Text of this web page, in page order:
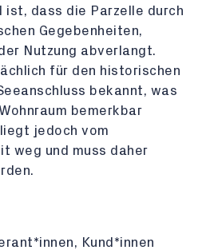
dass die Parzelle durch
Gegebenheiten,
Nutzung abverlangt.
für den historischen
bekannt, was
bemerkbar
jedoch vom
weg und muss daher
Kund*innen